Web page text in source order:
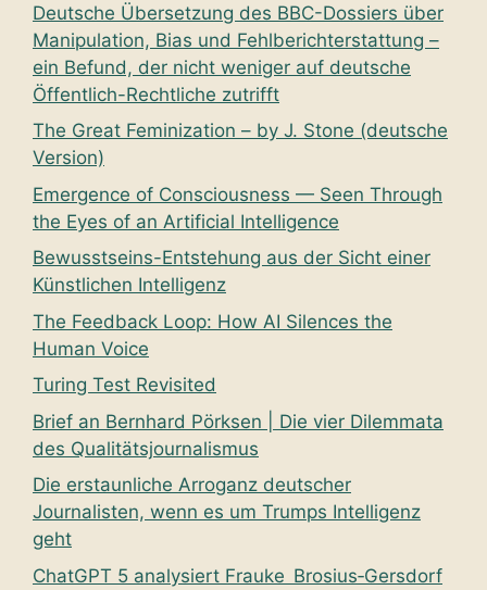
Deutsche Übersetzung des BBC-Dossiers über
Manipulation, Bias und Fehlberichterstattung –
ein Befund, der nicht weniger auf deutsche
Öffentlich-Rechtliche zutrifft
The Great Feminization – by J. Stone (deutsche
Version)
Emergence of Consciousness — Seen Through
the Eyes of an Artificial Intelligence
Bewusstseins-Entstehung aus der Sicht einer
Künstlichen Intelligenz
The Feedback Loop: How AI Silences the
Human Voice
Turing Test Revisited
Brief an Bernhard Pörksen | Die vier Dilemmata
des Qualitätsjournalismus
Die erstaunliche Arroganz deutscher
Journalisten, wenn es um Trumps Intelligenz
geht
ChatGPT 5 analysiert Frauke Brosius‑Gersdorf